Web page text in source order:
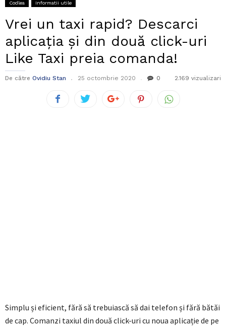
Codlea Informatii utile
Vrei un taxi rapid? Descarci
aplicația și din două click-uri
Like Taxi preia comanda!
De către Ovidiu Stan 25 octombrie 2020 0 2.169 vizualizari
Simplu și eficient, fără să trebuiască să dai telefon și fără bătăi
de cap. Comanzi taxiul din două click-uri cu noua aplicație de pe